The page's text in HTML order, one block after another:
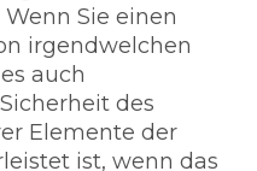
Sie einen
irgendwelchen
auch
des
Elemente der
ist, wenn das